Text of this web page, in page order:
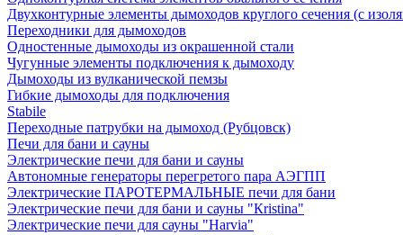
Двухконтурные элементы дымоходов круглого сечения (с
Переходники для дымоходов
Одностенные дымоходы из окрашенной стали
Чугунные элементы подключения к дымоходу
Дымоходы из вулканической пемзы
Гибкие дымоходы для подключения
Stabile
Переходные патрубки на дымоход (Рубцовск)
Печи для бани и сауны
Электрические печи для бани и сауны
Автономные генераторы перегретого пара АЭГПП
Электрические ПАРОТЕРМАЛЬНЫЕ печи для бани
Электрические печи для бани и сауны "Кristina"
Электрические печи для сауны "Harvia"